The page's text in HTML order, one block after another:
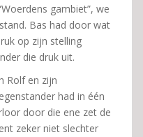
gambiet”, we
Bas had door wat
op zijn stelling
die druk uit.
Rolf en zijn
had in één
door die ene zet de
zeker niet slechter